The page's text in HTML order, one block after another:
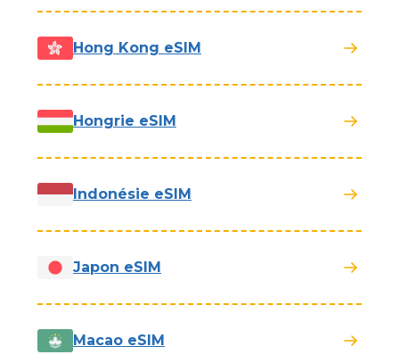
Hong Kong eSIM
Hongrie eSIM
Indonésie eSIM
Japon eSIM
Macao eSIM